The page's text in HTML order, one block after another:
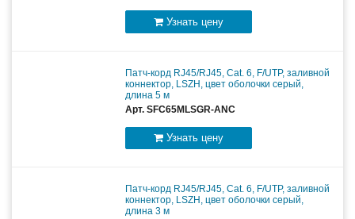
Узнать цену
Патч-корд RJ45/RJ45, Cat. 6, F/UTP, заливной
коннектор, LSZH, цвет оболочки серый,
длина 5 м
Арт. SFC65MLSGR-ANC
Узнать цену
Патч-корд RJ45/RJ45, Cat. 6, F/UTP, заливной
коннектор, LSZH, цвет оболочки серый,
длина 3 м